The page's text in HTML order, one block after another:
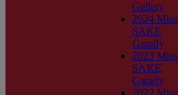
Gallery
2024 Miss
SAKE
Garally
2023 Miss
SAKE
Garally
2022 Miss